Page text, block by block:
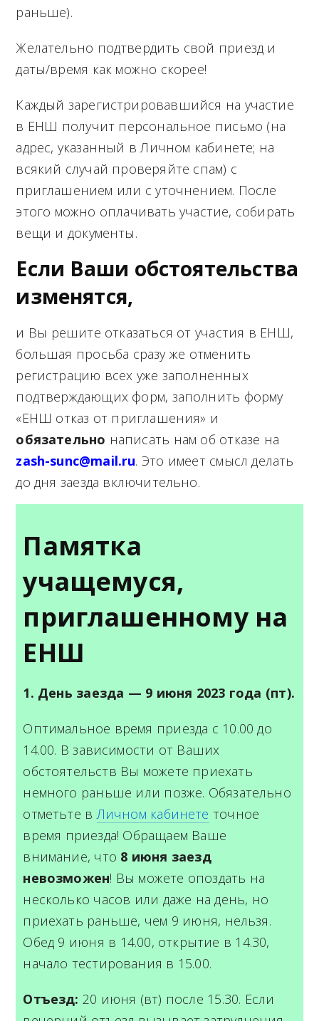
раньше).
Желательно подтвердить свой приезд и
даты/время как можно скорее!
Каждый зарегистрировавшийся на участие
в ЕНШ получит персональное письмо (на
адрес, указанный в Личном кабинете; на
всякий случай проверяйте спам) с
приглашением или с уточнением. После
этого можно оплачивать участие, собирать
вещи и документы.
Если Ваши обстоятельства
изменятся,
и Вы решите отказаться от участия в ЕНШ,
большая просьба сразу же отменить
регистрацию всех уже заполненных
подтверждающих форм, заполнить форму
«ЕНШ отказ от приглашения» и
обязательно написать нам об отказе на
zash-sunc@mail.ru. Это имеет смысл делать
до дня заезда включительно.
Памятка
учащемуся,
приглашенному на
ЕНШ
1. День заезда — 9 июня 2023 года (пт).
Оптимальное время приезда с 10.00 до
14.00. В зависимости от Ваших
обстоятельств Вы можете приехать
немного раньше или позже. Обязательно
отметьте вЛичном кабинете точное
время приезда! Обращаем Ваше
внимание, что 8 июня заезд
невозможен! Вы можете опоздать на
несколько часов или даже на день, но
приехать раньше, чем 9 июня, нельзя.
Обед 9 июня в 14.00, открытие в 14.30,
начало тестирования в 15.00.
Отъезд: 20 июня (вт) после 15.30. Если